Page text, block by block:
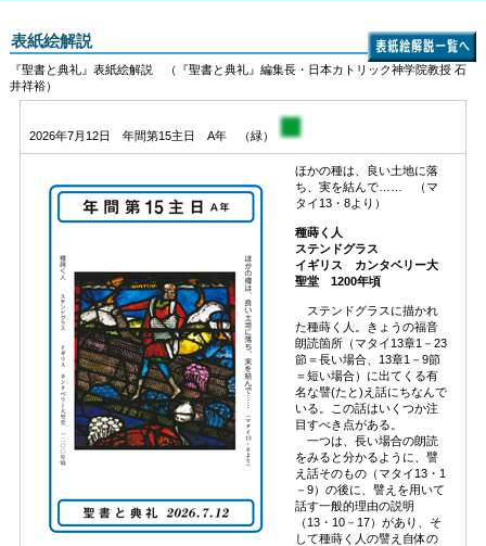
表紙絵解説
『聖書と典礼』表紙絵解説 （『聖書と典礼』編集長・日本カトリック神学院教授 石
井祥裕）
2026年7月12日 年間第15主日 A年 （緑）
ほかの種は、良い土地に落
ち、実を結んで…… （マ
タイ13・8より）
種蒔く人
ステンドグラス
イギリス カンタベリー大
聖堂 1200年頃
ステンドグラスに描かれ
た種蒔く人。きょうの福音
朗読箇所（マタイ13章1－23
節＝長い場合、13章1－9節
＝短い場合）に出てくる有
名な譬(たと)え話にちなんで
いる。この話はいくつか注
目すべき点がある。
一つは、長い場合の朗読
をみると分かるように、譬
え話そのもの（マタイ13・1
－9）の後に、譬えを用いて
話す一般的理由の説明
（13・10－17）があり、そ
して種蒔く人の譬え自体の